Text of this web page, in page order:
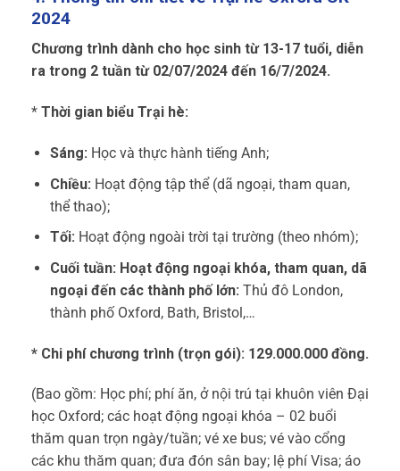
2024
Chương trình dành cho học sinh từ 13-17 tuổi, diễn
ra trong 2 tuần từ 02/07/2024 đến 16/7/2024.
* Thời gian biểu Trại hè:
Sáng: Học và thực hành tiếng Anh;
Chiều: Hoạt động tập thể (dã ngoại, tham quan,
thể thao);
Tối: Hoạt động ngoài trời tại trường (theo nhóm);
Cuối tuần: Hoạt động ngoại khóa, tham quan, dã
ngoại đến các thành phố lớn: Thủ đô London,
thành phố Oxford, Bath, Bristol,…
* Chi phí chương trình (trọn gói): 129.000.000 đồng.
(Bao gồm: Học phí; phí ăn, ở nội trú tại khuôn viên Đại
học Oxford; các hoạt động ngoại khóa – 02 buổi
thăm quan trọn ngày/tuần; vé xe bus; vé vào cổng
các khu thăm quan; đưa đón sân bay; lệ phí Visa; áo